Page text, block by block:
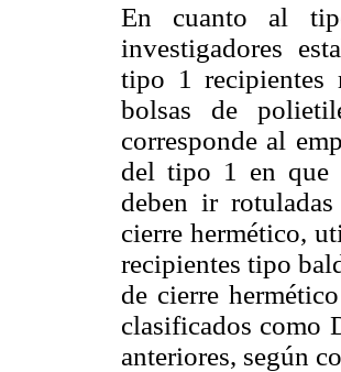
En cuanto al
investigadores
tipo 1 recipientes
bolsas de
corresponde al
del tipo 1 en que
deben ir
cierre hermético,
recipientes tipo
de cierre
clasificados como
anteriores, según